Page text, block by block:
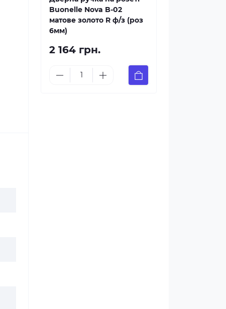
Buonelle Nova B-02
матове золото R ф/з (роз
6мм)
2 164 грн.